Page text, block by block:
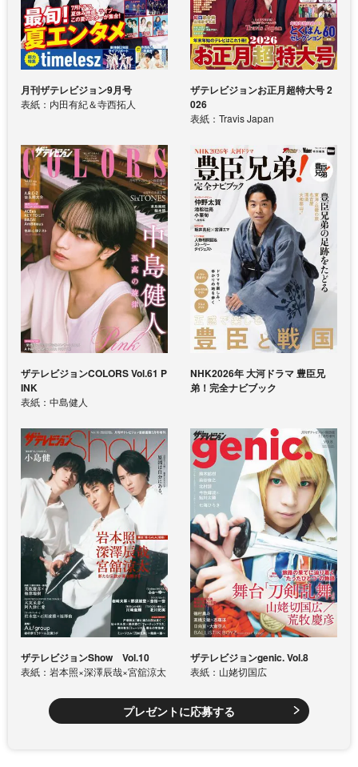
月刊ザテレビジョン9月号
表紙：内田有紀＆寺西拓人
ザテレビジョンお正月超特大号 2
026
表紙：Travis Japan
ザテレビジョンCOLORS Vol.61 P
INK
表紙：中島健人
NHK2026年 大河ドラマ 豊臣兄
弟！完全ナビブック
ザテレビジョンShow Vol.10
表紙：岩本照×深澤辰哉×宮舘涼太
ザテレビジョンgenic. Vol.8
表紙：山姥切国広
プレゼントに応募する